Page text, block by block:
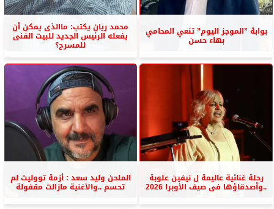
بوابة ”الموجز اليوم” تنعي المحامي
بهاء حسن
محمد ريان يكتب: ماالذى يمكن أن
يفعله الرئيس الجديد للبيت الفنى
للمسرح؟
رحلة غنائية عاليمة ل نيفين علوبة
..وأصدقاؤها فى صيف الأوبرا 2026
الملحن وليد سعد : أزمة تووليت لم
تحسم ..والأغنية مازالت مقفولة